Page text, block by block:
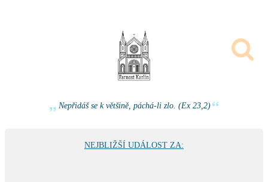
Nepřidáš se k většině, páchá-li zlo. (Ex 23,2)
NEJBLIŽŠÍ UDÁLOST ZA: